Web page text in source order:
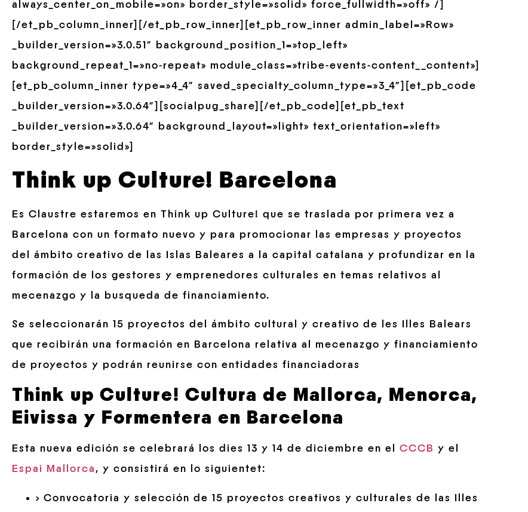
always_center_on_mobile=»on» border_style=»solid» force_fullwidth=»off» /]
[/et_pb_column_inner][/et_pb_row_inner][et_pb_row_inner admin_label=»Row»
_builder_version=»3.0.51″ background_position_1=»top_left»
background_repeat_1=»no-repeat» module_class=»tribe-events-content__content»]
[et_pb_column_inner type=»4_4″ saved_specialty_column_type=»3_4″][et_pb_code
_builder_version=»3.0.64″][socialpug_share][/et_pb_code][et_pb_text
_builder_version=»3.0.64″ background_layout=»light» text_orientation=»left»
border_style=»solid»]
Think up Culture! Barcelona
Es Claustre estaremos en Think up Culture! que se traslada por primera vez a
Barcelona con un formato nuevo y para promocionar las empresas y proyectos
del ámbito creativo de las Islas Baleares a la capital catalana y profundizar en la
formación de los gestores y emprenedores culturales en temas relativos al
mecenazgo y la busqueda de financiamiento.
Se seleccionarán 15 proyectos del ámbito cultural y creativo de les Illes Balears
que recibirán una formación en Barcelona relativa al mecenazgo y financiamiento
de proyectos y podrán reunirse con entidades financiadoras
Think up Culture! Cultura de Mallorca, Menorca,
Eivissa y Formentera en Barcelona
Esta nueva edición se celebrará los dies 13 y 14 de diciembre en el CCCB y el
Espai Mallorca , y consistirá en lo siguientet:
> Convocatoria y selección de 15 proyectos creativos y culturales de las Illes